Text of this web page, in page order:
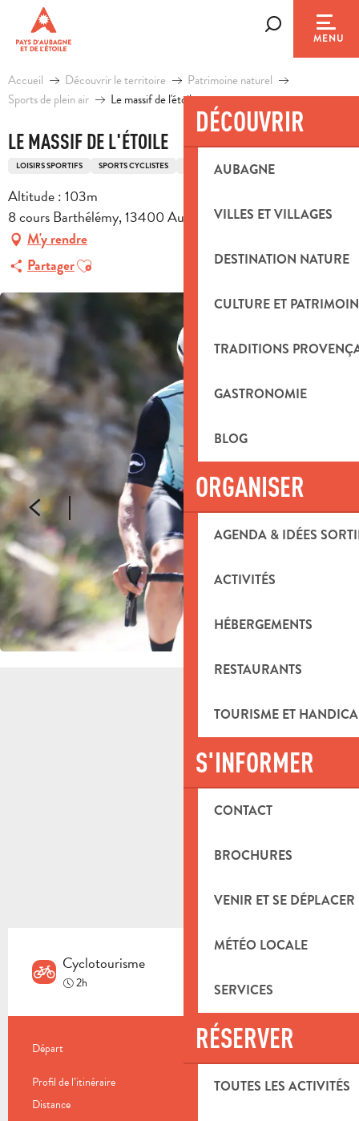
contenu
principal
MENU
DÉCOUVRIR
AUBAGNE
VILLES ET VILLAGES
DESTINATION NATURE
CULTURE ET
TRADITIONS
GASTRONOMIE
BLOG
ORGANISER
AGENDA & IDÉES
ACTIVITÉS
HÉBERGEMENTS
RESTAURANTS
TOURISME ET
S'INFORMER
CONTACT
BROCHURES
VENIR ET SE DÉPLACER
MÉTÉO LOCALE
SERVICES
RÉSERVER
TOUTES LES ACTIVITÉS
Accueil Découvrir le territoire
Patrimoine naturel
Sports de plein air
Le massif de l'étoile
LE MASSIF DE L'ÉTOILE
LOISIRS SPORTIFS SPORTS CYCLISTES ITINÉRAIRE CYCLO
Altitude : 103m
8 cours Barthélémy, 13400 Aubagne
M'y rendre
PartagerAjouter aux favoris
Cyclotourisme
2h
INFORMATIONS PRATIQUES
Départ Aubagne
Profil de l’itinéraire Boucle
Distance